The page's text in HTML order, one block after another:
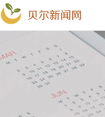
贝尔新闻网